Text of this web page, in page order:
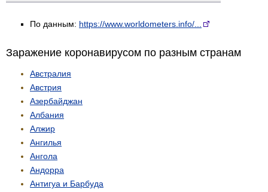
По данным: https://www.worldometers.info/...
Заражение коронавирусом по разным странам
Австралия
Австрия
Азербайджан
Албания
Алжир
Ангилья
Ангола
Андорра
Антигуа и Барбуда